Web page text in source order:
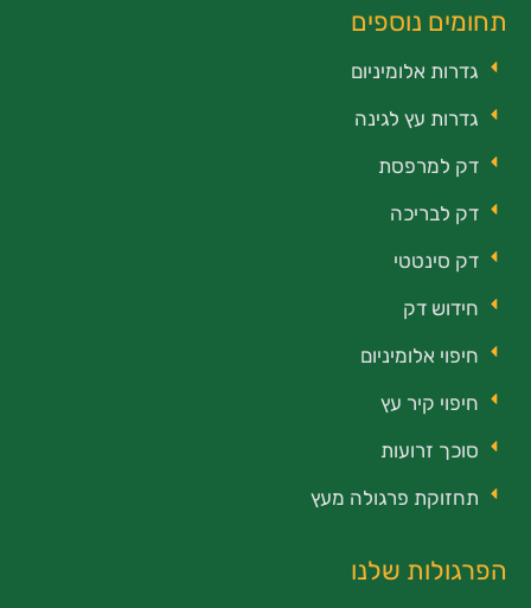
הפרגולות שלנו
תחומים נוספים
גדרות אלומיניום
גדרות עץ לגינה
דק למרפסת
דק לבריכה
דק סינטטי
חידוש דק
חיפוי אלומיניום
חיפוי קיר עץ
סוכך זרועות
תחזוקת פרגולה מעץ